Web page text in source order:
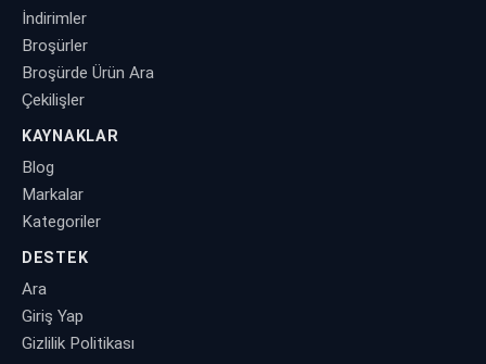
İndirimler
Broşürler
Broşürde Ürün Ara
Çekilişler
KAYNAKLAR
Blog
Markalar
Kategoriler
DESTEK
Ara
Giriş Yap
Gizlilik Politikası